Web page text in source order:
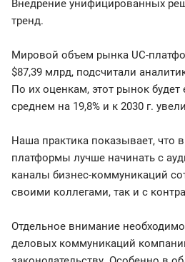
Внедрение унифицированных
тренд.
Мировой объем рынка UC-
$87,39 млрд, подсчитали
По их оценкам, этот рынок будет
среднем на 19,8% и к 2030 г.
Наша практика показывает, что
платформы лучше начинать с
каналы бизнес-коммуникаций
своими коллегами, так и с
Отдельное внимание
деловых коммуникаций